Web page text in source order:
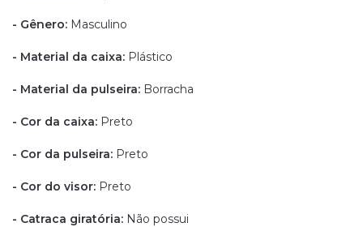
- Gênero: Masculino
- Material da caixa: Plástico
- Material da pulseira: Borracha
- Cor da caixa: Preto
- Cor da pulseira: Preto
- Cor do visor: Preto
- Catraca giratória: Não possui